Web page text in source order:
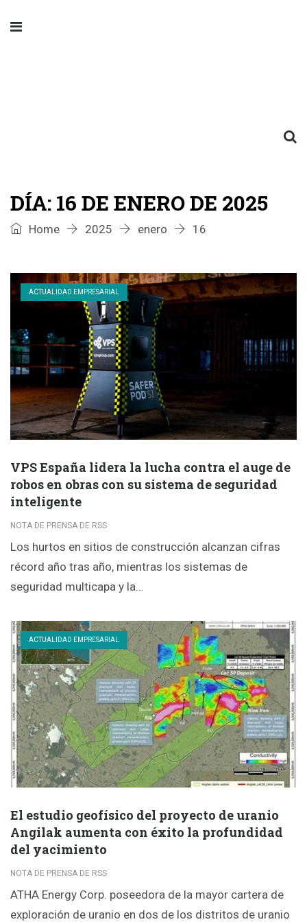
DÍA: 16 DE ENERO DE 2025
Home 2025 enero 16
ACTUALIDAD EMPRESARIAL
VPS España lidera la lucha contra el auge de
robos en obras con su sistema de seguridad
inteligente
NOTA DE PRENSA DE RSS
Los hurtos en sitios de construcción alcanzan cifras
récord año tras año, mientras los sistemas de
seguridad multicapa y la…
ACTUALIDAD EMPRESARIAL
El estudio geofísico del proyecto de uranio
Angilak aumenta con éxito la profundidad
del yacimiento
NOTA DE PRENSA DE RSS
ATHA Energy Corp. poseedora de la mayor cartera de
exploración de uranio en dos de los distritos de uranio